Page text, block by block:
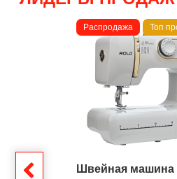
Распродажа Топ
Швейная машина